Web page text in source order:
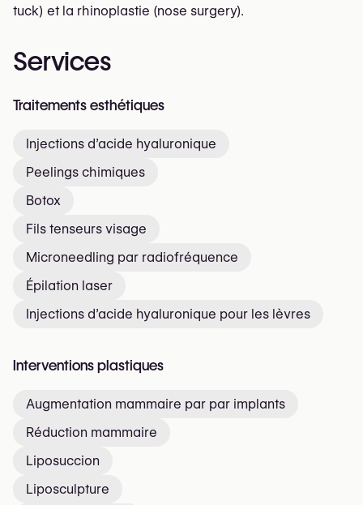
tuck) et la rhinoplastie (nose surgery).
Services
Traitements esthétiques
Injections d’acide hyaluronique
Peelings chimiques
Botox
Fils tenseurs visage
Microneedling par radiofréquence
Épilation laser
Injections d’acide hyaluronique pour les lèvres
Interventions plastiques
Augmentation mammaire par par implants
Réduction mammaire
Liposuccion
Liposculpture